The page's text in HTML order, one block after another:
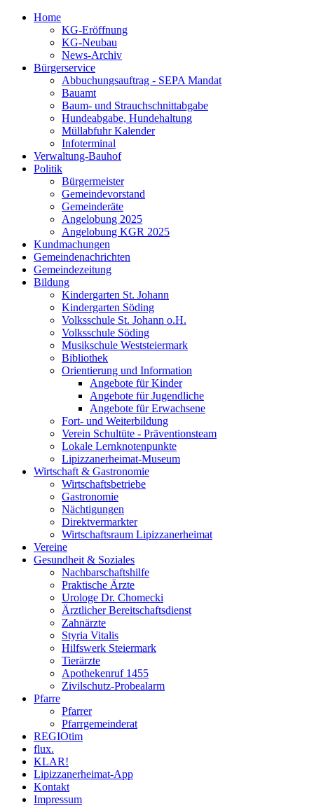
Home
KG-Eröffnung
KG-Neubau
News-Archiv
Bürgerservice
Abbuchungsauftrag - SEPA Mandat
Bauamt
Baum- und Strauchschnittabgabe
Hundeabgabe, Hundehaltung
Müllabfuhr Kalender
Infoterminal
Verwaltung-Bauhof
Politik
Bürgermeister
Gemeindevorstand
Gemeinderäte
Angelobung 2025
Angelobung KGR 2025
Kundmachungen
Gemeindenachrichten
Gemeindezeitung
Bildung
Kindergarten St. Johann
Kindergarten Söding
Volksschule St. Johann o.H.
Volksschule Söding
Musikschule Weststeiermark
Bibliothek
Orientierung und Information
Angebote für Kinder
Angebote für Jugendliche
Angebote für Erwachsene
Fort- und Weiterbildung
Verein Schultüte - Präventionsteam
Lokale Lernknotenpunkte
Lipizzanerheimat-Museum
Wirtschaft & Gastronomie
Wirtschaftsbetriebe
Gastronomie
Nächtigungen
Direktvermarkter
Wirtschaftsraum Lipizzanerheimat
Vereine
Gesundheit & Soziales
Nachbarschaftshilfe
Praktische Ärzte
Urologe Dr. Chomecki
Ärztlicher Bereitschaftsdienst
Zahnärzte
Styria Vitalis
Hilfswerk Steiermark
Tierärzte
Apothekenruf 1455
Zivilschutz-Probealarm
Pfarre
Pfarrer
Pfarrgemeinderat
REGIOtim
flux.
KLAR!
Lipizzanerheimat-App
Kontakt
Impressum